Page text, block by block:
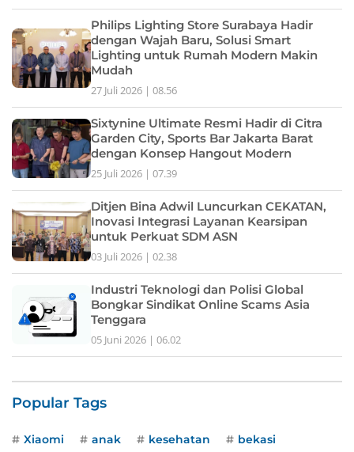
Philips Lighting Store Surabaya Hadir
dengan Wajah Baru, Solusi Smart
Lighting untuk Rumah Modern Makin
Mudah
27 Juli 2026 | 08.56
Sixtynine Ultimate Resmi Hadir di Citra
Garden City, Sports Bar Jakarta Barat
dengan Konsep Hangout Modern
25 Juli 2026 | 07.39
Ditjen Bina Adwil Luncurkan CEKATAN,
Inovasi Integrasi Layanan Kearsipan
untuk Perkuat SDM ASN
03 Juli 2026 | 02.38
Industri Teknologi dan Polisi Global
Bongkar Sindikat Online Scams Asia
Tenggara
05 Juni 2026 | 06.02
Popular Tags
Xiaomi anak kesehatan bekasi